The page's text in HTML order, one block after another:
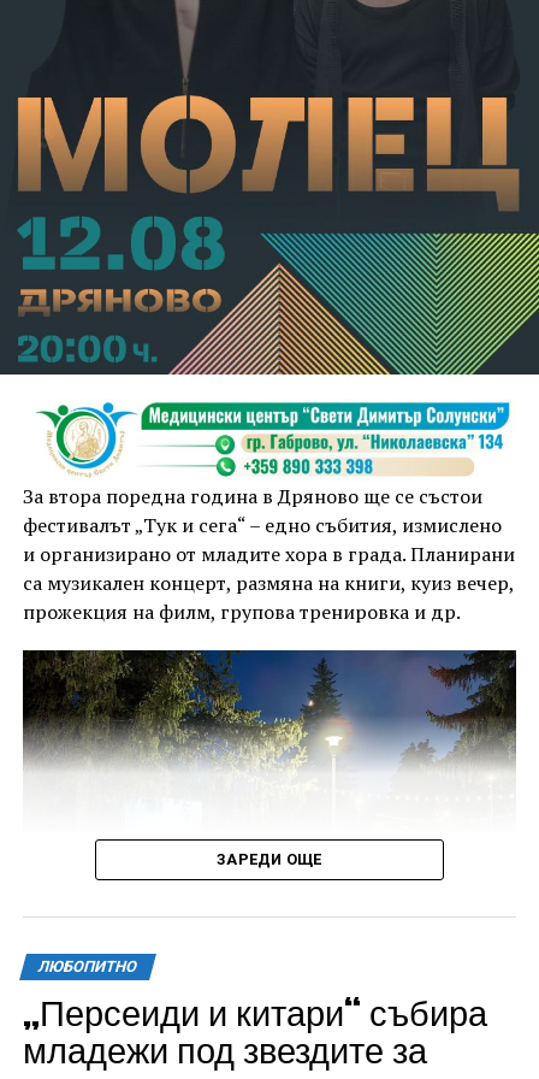
взета мярка за неотклонение „домашен арест“.
Съдебният акт е окончателен.
За втора поредна година в Дряново ще се състои
фестивалът „Тук и сега“ – едно събития, измислено
и организирано от младите хора в града. Планирани
са музикален концерт, размяна на книги, куиз вечер,
прожекция на филм, групова тренировка и др.
Всички събития ще се проведат в парк „Максим
Райкович“, срещу часовниковата кула, с вход
ЗАРЕДИ ОЩЕ
ЛЮБОПИТНО
„Персеиди и китари“ събира
младежи под звездите за